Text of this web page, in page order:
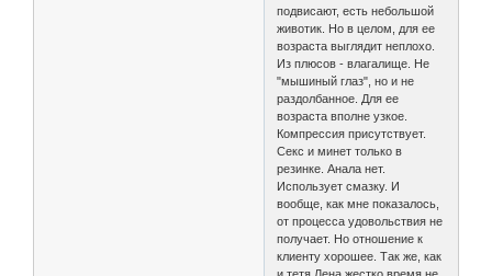
подвисают, есть небольшой
животик. Но в целом, для ее
возраста выглядит неплохо.
Из плюсов - влагалище. Не
"мышиный глаз", но и не
раздолбанное. Для ее
возраста вполне узкое.
Компрессия присутствует.
Секс и минет только в
резинке. Анала нет.
Использует смазку. И
вообще, как мне показалось,
от процесса удовольствия не
получает. Но отношение к
клиенту хорошее. Так же, как
и тетя Лена жестко время не